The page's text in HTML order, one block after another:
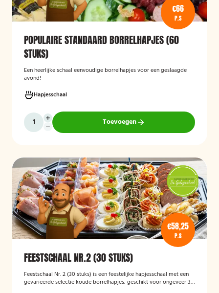
€66
P.S
POPULAIRE STANDAARD BORRELHAPJES (60
STUKS)
Een heerlijke schaal eenvoudige borrelhapjes voor een geslaagde
avond!
Hapjesschaal
Toevoegen
€58,25
P.S
FEESTSCHAAL NR.2 (30 STUKS)
Feestschaal Nr. 2 (30 stuks) is een feestelijke hapjesschaal met een
gevarieerde selectie koude borrelhapjes, geschikt voor ongeveer 30